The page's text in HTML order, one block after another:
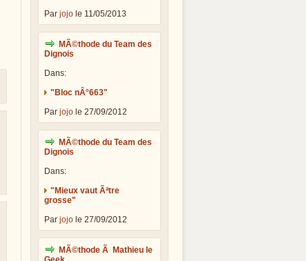
Par jojole 11/05/2013
MÃ©thode du Team des
Dignois
Dans:
"Bloc nÂ°663"
Par jojole 27/09/2012
MÃ©thode du Team des
Dignois
Dans:
"Mieux vaut Ãªtre
grosse"
Par jojole 27/09/2012
MÃ©thode Ã Mathieu le